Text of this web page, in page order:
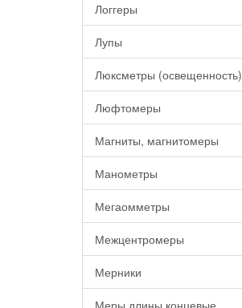
Логгеры
Лупы
Люксметры (освещенность)
Люфтомеры
Магниты, магнитомеры
Манометры
Мегаомметры
Межцентромеры
Мерники
Меры длины концевые